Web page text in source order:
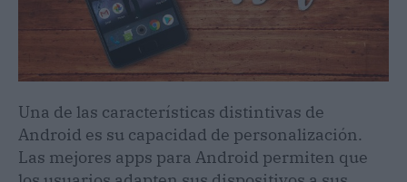
Una de las características distintivas de
Android es su capacidad de personalización.
Las mejores apps para Android permiten que